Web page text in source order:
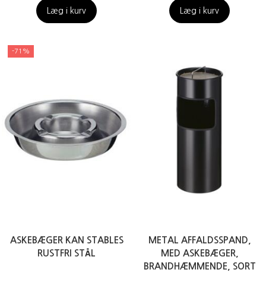
Læg i kurv Læg i kurv
-71%
ASKEBÆGER KAN STABLES
RUSTFRI STÅL
METAL AFFALDSSPAND,
MED ASKEBÆGER,
BRANDHÆMMENDE, SORT